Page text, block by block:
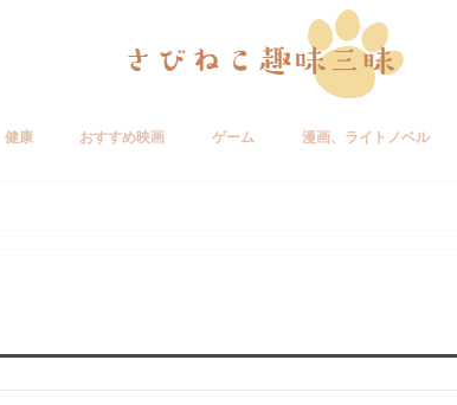
健康 おすすめ映画 ゲーム 漫画、ライトノベル